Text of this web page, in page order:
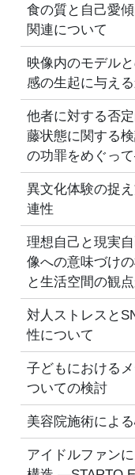
食の質と自己愛
関連について
映像内のモデル
感の生起に与え
他者に対する否
藤状態に関する
の功罪をめぐっ
異文化体験の捉
連性
理想自己と現実
像への意味づけ
と生活空間の観
対人ストレスと
性について
子どもにおける
ついての検討
美容院施術によ
アイドルファン